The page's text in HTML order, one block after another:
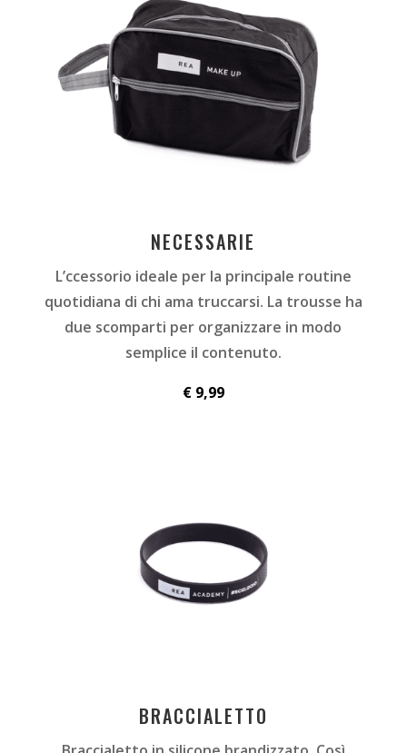
NECESSARIE
L’ccessorio ideale per la principale routine
quotidiana di chi ama truccarsi. La trousse ha
due scomparti per organizzare in modo
semplice il contenuto.
€ 9,99
BRACCIALETTO